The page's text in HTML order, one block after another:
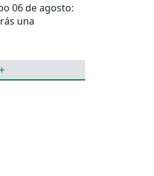
06 de agosto:
una